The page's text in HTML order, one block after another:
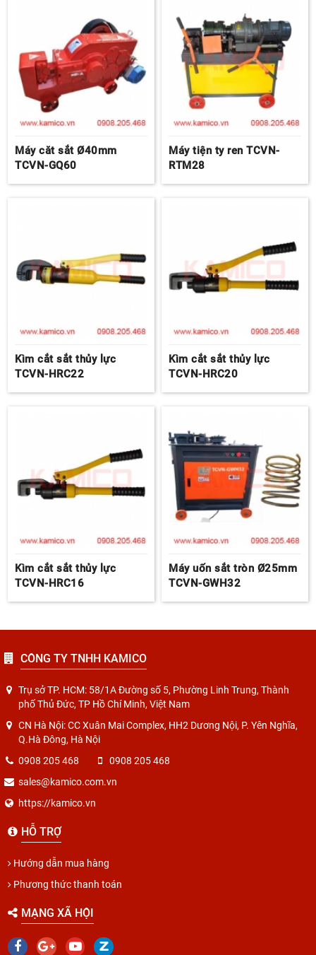
Máy căt sắt Ø40mm
TCVN-GQ60
Máy tiện ty ren TCVN-
RTM28
Kìm cắt sắt thủy lực
TCVN-HRC22
Kìm cắt sắt thủy lực
TCVN-HRC20
Kìm cắt sắt thủy lực
TCVN-HRC16
Máy uốn sắt tròn Ø25mm
TCVN-GWH32
CÔNG TY TNHH KAMICO
Trụ sở TP. HCM: 58/1A Đường số 5, Phường Linh Trung, Thành
phố Thủ Đức, TP Hồ Chí Minh, Việt Nam
CN Hà Nội: CC Xuân Mai Complex, HH2 Dương Nội, P. Yên Nghĩa,
Q.Hà Đông, Hà Nội
0908 205 468
0908 205 468
sales@kamico.com.vn
https://kamico.vn
HỖ TRỢ
Hướng dẫn mua hàng
Phương thức thanh toán
MẠNG XÃ HỘI